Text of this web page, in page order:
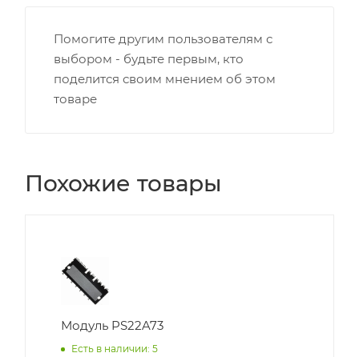
Помогите другим пользователям с
выбором - будьте первым, кто
поделится своим мнением об этом
товаре
Похожие товары
Модуль PS22A73
Есть в наличии: 5